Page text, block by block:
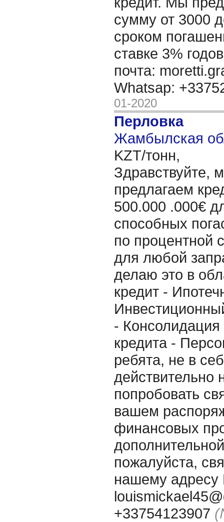
сумму от 3000
сроком
ставке 3%
почта:
Whatsap:
01-2020
Перловка
Жамбылская
KZT/тонн,
Здравствуйте,
предлагаем
500.000 .000€
способных
по процентной
для любой
делаю это в
кредит -
-
кредита -
ребята, не в
действительно
попробовать
вашем
финансовых
пожалуйста,
нашему адресу
+33754123907